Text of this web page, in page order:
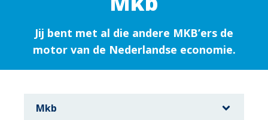
Jij bent met al die andere MKB’ers de
motor van de Nederlandse economie.